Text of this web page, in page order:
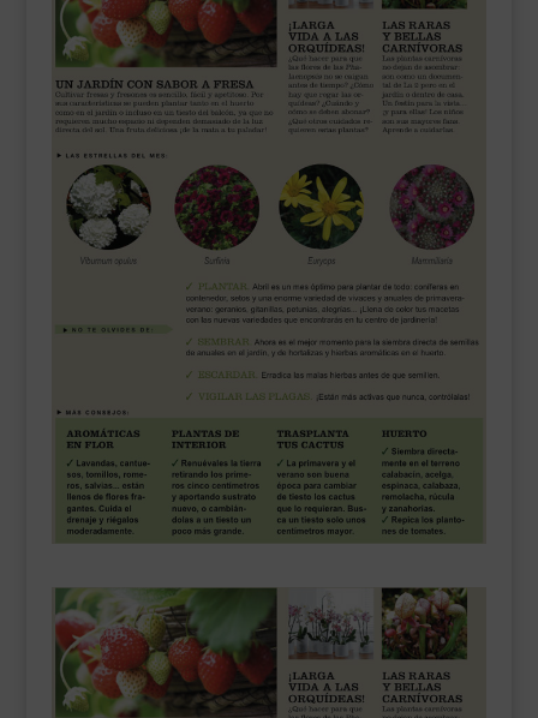
HORARIO GARDEN
CONTACTAR
VEURE EN CATALÀ